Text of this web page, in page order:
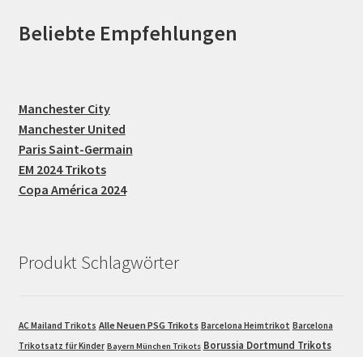
Beliebte Empfehlungen
Manchester City
Manchester United
Paris Saint-Germain
EM 2024 Trikots
Copa América 2024
Produkt Schlagwörter
AC Mailand Trikots Alle Neuen PSG Trikots Barcelona Heimtrikot Barcelona
Trikotsatz für Kinder Bayern München Trikots Borussia Dortmund Trikots